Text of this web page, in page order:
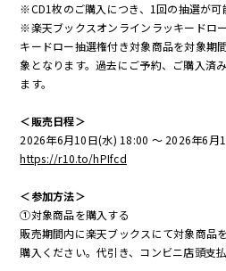
※CD1枚のご購入につき、1回の抽選が可
※楽天ブックスオンラインラッキードロ
キードロー抽選権付き対象商品を対象期
象となります。過去にご予約、ご購入済
ます。
＜販売日程＞
2026年6月10日(水) 18:00 ～ 2026年6月
https://r10.to/hPIfcd
＜参加方法＞
①対象商品を購入する
販売期間内に楽天ブックスにて対象商品
購入ください。代引き、コンビニ店頭支